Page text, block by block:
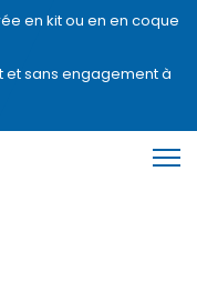
en kit ou en en coque
et sans engagement à